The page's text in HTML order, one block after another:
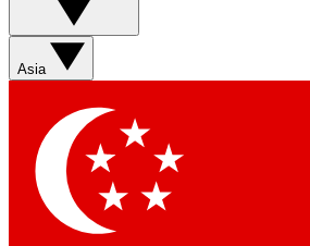
Asia